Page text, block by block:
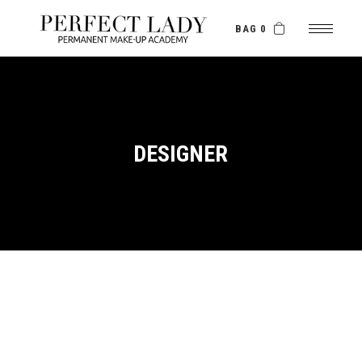
BAG 0
DESIGNER